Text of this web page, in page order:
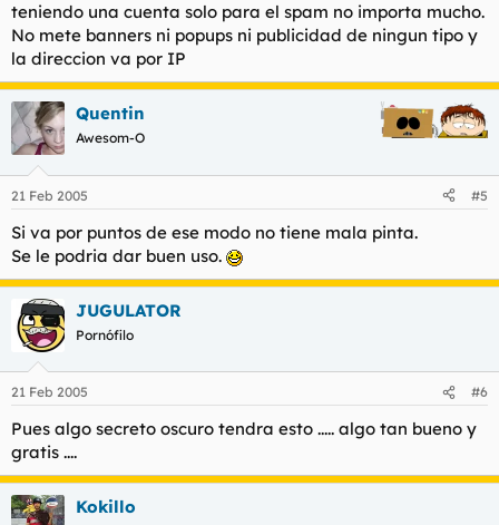
teniendo una cuenta solo para el spam no importa mucho.
No mete banners ni popups ni publicidad de ningun tipo y
la direccion va por IP
Quentin
Awesom-O
21 Feb 2005 #5
Si va por puntos de ese modo no tiene mala pinta.
Se le podria dar buen uso.
JUGULATOR
Pornófilo
21 Feb 2005 #6
Pues algo secreto oscuro tendra esto ..... algo tan bueno y
gratis ....
Kokillo